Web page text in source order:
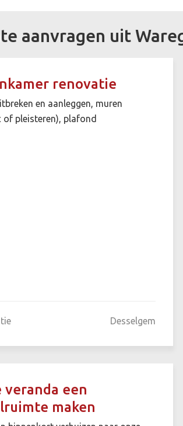
aanvragen uit
renovatie
en aanleggen, muren
of pleisteren), plafond
Desselgem
veranda een
maken